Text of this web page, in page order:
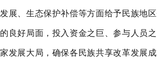
发展、生态保护补偿等方面给予民族地
良好局面，投入资金之巨、参与人 员
发展大局，确保各民族共享改革发展